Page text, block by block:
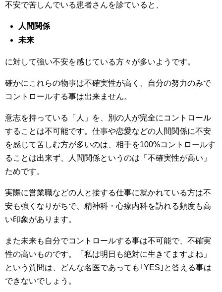
不安で苦しんでいる患者さんを診ていると、
人間関係
未来
に対して強い不安を感じている方々が多いようです。
確かにこれらの物事は不確実性が高く、自分の努力のみで
コントロールする事は出来ません。
意志を持っている「人」を、別の人が完全にコントロール
することは不可能です。仕事や恋愛などの人間関係に不安
を感じて苦しむ方が多いのは、 相手を100%コントロールす
ることは出来ず、人間関係というのは「不確実性が高い」
ためです。
実際に営業職などの人と接する仕事に就かれている方は不
安も強くなりがちで、精神科・心療内科を訪れる頻度も高
い印象があります。
また未来も自分でコントロールする事は不可能で、不確実
性の高いものです。「私は明日も絶対に生きてますよね」
という質問は、
どんな名医であっても｢YES｣と答える事は
できないでしょう。